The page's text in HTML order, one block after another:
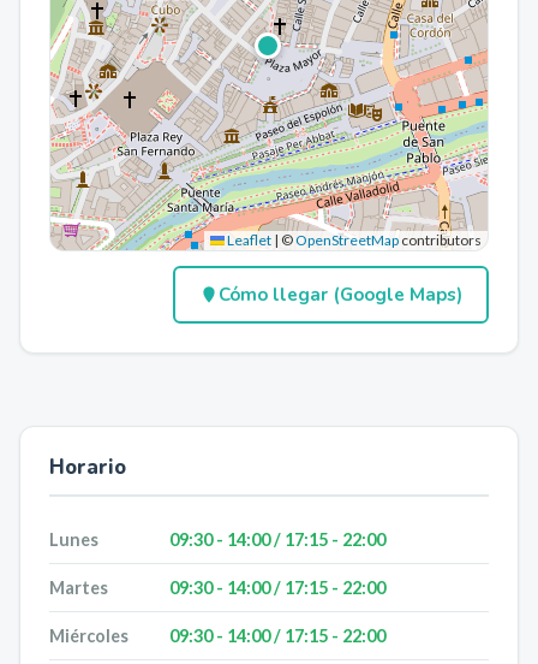
Leaflet | ©OpenStreetMap contributors
Cómo llegar (Google Maps)
Horario
Lunes 09:30 - 14:00 / 17:15 - 22:00
Martes 09:30 - 14:00 / 17:15 - 22:00
Miércoles 09:30 - 14:00 / 17:15 - 22:00